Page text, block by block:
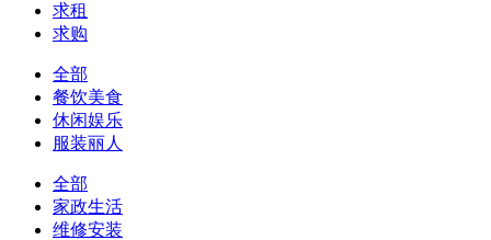
求租
求购
全部
餐饮美食
休闲娱乐
服装丽人
全部
家政生活
维修安装